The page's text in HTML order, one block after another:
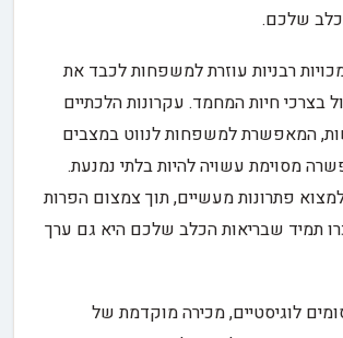
שלכם.
רבניות עוזרת למשפחות לכבד את
בצרכי חיות המחמד. עקרונות הלכתיים
המאפשרת למשפחות לנווט במצבים
מסוימת עשויה להיות בלתי נמנעת.
פתרונות מעשיים, תוך צמצום הפרות
תמיד שבריאות הכלב שלכם היא גם ערך
לוגיסטיים, מכירה מוקדמת של